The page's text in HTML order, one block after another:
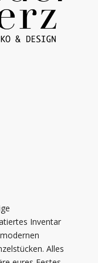
Inventar
Alles